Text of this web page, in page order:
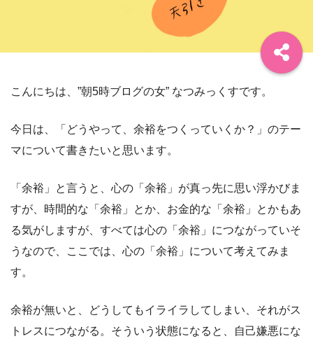
こんにちは、”朝5時ブログの女” なつみっくすです。
今日は、「どうやって、余裕をつくっていくか？」のテー
マについて書きたいと思います。
「余裕」と言うと、心の「余裕」が真っ先に思い浮かびま
すが、時間的な「余裕」とか、お金的な「余裕」とかもあ
る気がしますが、すべては心の「余裕」につながっていそ
うなので、ここでは、心の「余裕」について考えてみま
す。
余裕が無いと、どうしてもイライラしてしまい、それがス
トレスにつながる。そういう状態になると、自己嫌悪にな